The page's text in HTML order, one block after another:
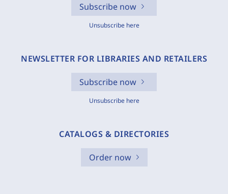
Subscribe now
Unsubscribe here
NEWSLETTER FOR LIBRARIES AND RETAILERS
Subscribe now
Unsubscribe here
CATALOGS & DIRECTORIES
Order now